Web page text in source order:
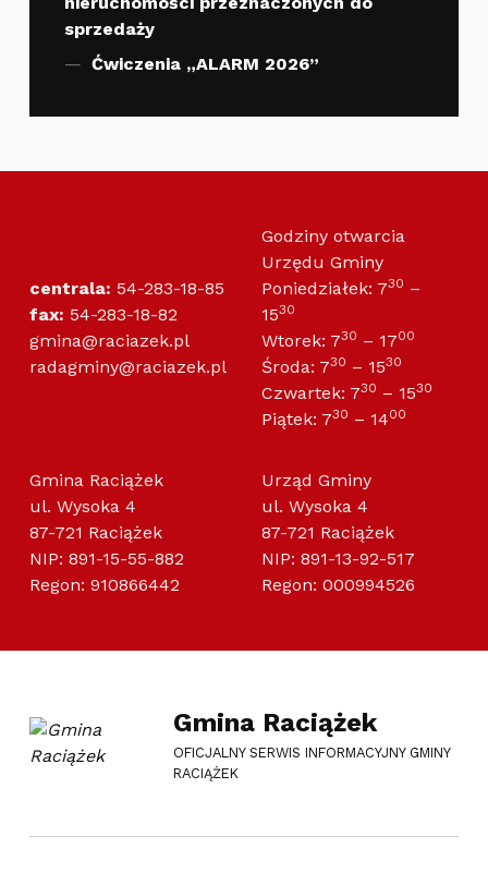
sprzedaży
Ćwiczenia „ALARM 2026”
centrala: 54-283-18-85
fax: 54-283-18-82
gmina@raciazek.pl
radagminy@raciazek.pl
Godziny otwarcia
Urzędu Gminy
Poniedziałek: 730 –
1530
Wtorek: 730 – 1700
Środa: 730 – 1530
Czwartek: 730 – 1530
Piątek: 730 – 1400
Gmina Raciążek
ul. Wysoka 4
87-721 Raciążek
NIP: 891-15-55-882
Regon: 910866442
Urząd Gminy
ul. Wysoka 4
87-721 Raciążek
NIP: 891-13-92-517
Regon: 000994526
Gmina Raciążek
OFICJALNY SERWIS INFORMACYJNY GMINY
RACIĄŻEK